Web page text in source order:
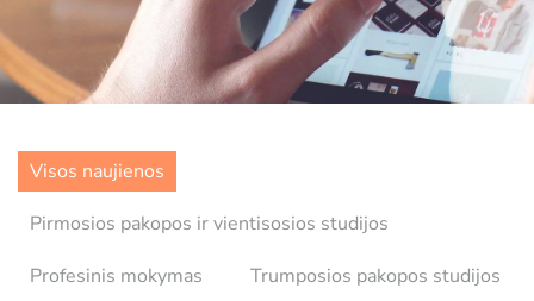
Visos naujienos
Pirmosios pakopos ir vientisosios studijos
Profesinis mokymas
Trumposios pakopos studijos